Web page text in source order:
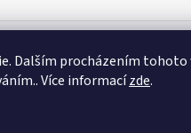
Dalším procházením tohoto
Více informacízde.